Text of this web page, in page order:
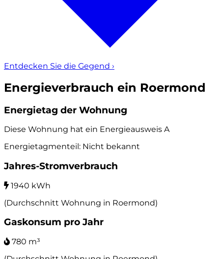
Entdecken Sie die Gegend ›
Energieverbrauch ein Roermond
Energietag der Wohnung
Diese Wohnung hat ein Energieausweis A
Energietagmenteil: Nicht bekannt
Jahres-Stromverbrauch
1940 kWh
(Durchschnitt Wohnung in Roermond)
Gaskonsum pro Jahr
780 m³